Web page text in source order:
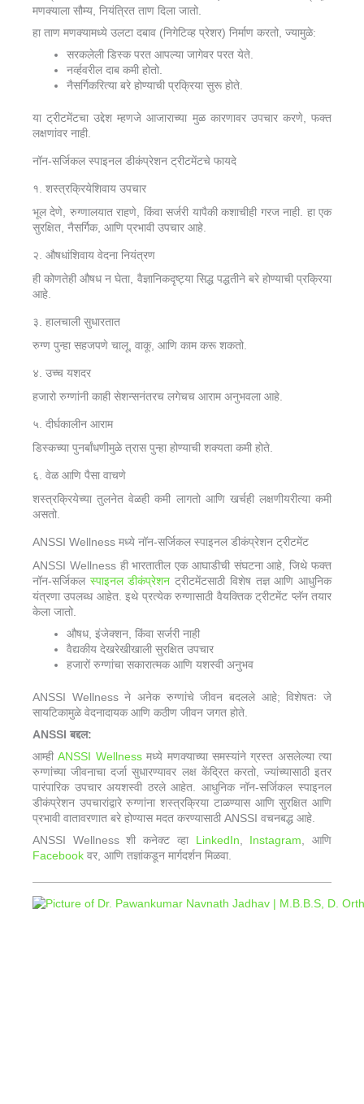
मणक्याला सौम्य, नियंत्रित ताण दिला जातो.
हा ताण मणक्यामध्ये उलटा दबाव (निगेटिव्ह प्रेशर) निर्माण करतो, ज्यामुळे:
सरकलेली डिस्क परत आपल्या जागेवर परत येते.
नर्व्हवरील दाब कमी होतो.
नैसर्गिकरित्या बरे होण्याची प्रक्रिया सुरू होते.
या ट्रीटमेंटचा उद्देश म्हणजे आजाराच्या मुळ कारणावर उपचार करणे, फक्त
लक्षणांवर नाही.
नॉन-सर्जिकल स्पाइनल डीकंप्रेशन ट्रीटमेंटचे फायदे
१. शस्त्रक्रियेशिवाय उपचार
भूल देणे, रुग्णालयात राहणे, किंवा सर्जरी यापैकी कशाचीही गरज नाही. हा एक
सुरक्षित, नैसर्गिक, आणि प्रभावी उपचार आहे.
२. औषधांशिवाय वेदना नियंत्रण
ही कोणतेही औषध न घेता, वैज्ञानिकदृष्ट्या सिद्ध पद्धतीने बरे होण्याची प्रक्रिया
आहे.
३. हालचाली सुधारतात
रुग्ण पुन्हा सहजपणे चालू, वाकू, आणि काम करू शकतो.
४. उच्च यशदर
हजारो रुग्णांनी काही सेशन्सनंतरच लगेचच आराम अनुभवला आहे.
५. दीर्घकालीन आराम
डिस्कच्या पुनर्बांधणीमुळे त्रास पुन्हा होण्याची शक्यता कमी होते.
६. वेळ आणि पैसा वाचणे
शस्त्रक्रियेच्या तुलनेत वेळही कमी लागतो आणि खर्चही लक्षणीयरीत्या कमी
असतो.
ANSSI Wellness मध्ये नॉन-सर्जिकल स्पाइनल डीकंप्रेशन ट्रीटमेंट
ANSSI Wellness ही भारतातील एक आघाडीची संघटना आहे, जिथे फक्त
नॉन-सर्जिकल स्पाइनल डीकंप्रेशन ट्रीटमेंटसाठी विशेष तज्ञ आणि आधुनिक
यंत्रणा उपलब्ध आहेत. इथे प्रत्येक रुग्णासाठी वैयक्तिक ट्रीटमेंट प्लॅन तयार
केला जातो.
औषध, इंजेक्शन, किंवा सर्जरी नाही
वैद्यकीय देखरेखीखाली सुरक्षित उपचार
हजारों रुग्णांचा सकारात्मक आणि यशस्वी अनुभव
ANSSI Wellness ने अनेक रुग्णांचे जीवन बदलले आहे; विशेषतः जे
सायटिकामुळे वेदनादायक आणि कठीण जीवन जगत होते.
ANSSI बद्दल:
आम्हीANSSI Wellnessमध्ये मणक्याच्या समस्यांने ग्रस्त असलेल्या त्या
रुग्णांच्या जीवनाचा दर्जा सुधारण्यावर लक्ष केंद्रित करतो, ज्यांच्यासाठी इतर
पारंपारिक उपचार अयशस्वी ठरले आहेत. आधुनिक नॉन-सर्जिकल स्पाइनल
डीकंप्रेशन उपचारांद्वारे रुग्णांना शस्त्रक्रिया टाळण्यास आणि सुरक्षित आणि
प्रभावी वातावरणात बरे होण्यास मदत करण्यासाठी ANSSI वचनबद्ध आहे.
ANSSI Wellness शी कनेक्ट व्हा LinkedIn Instagram , आणि
Facebook वर, आणि तज्ञांकडून मार्गदर्शन मिळवा.